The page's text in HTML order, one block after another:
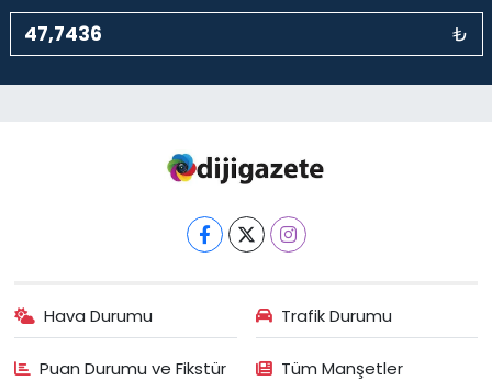
₺
Hava Durumu Trafik Durumu
Puan Durumu ve Fikstür Tüm Manşetler